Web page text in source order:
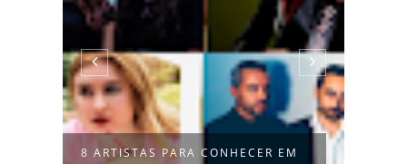
8 ARTISTAS PARA CONHECER EM